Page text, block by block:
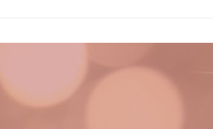
每筆NT$90，滿NT$1,300(含以上)免運費